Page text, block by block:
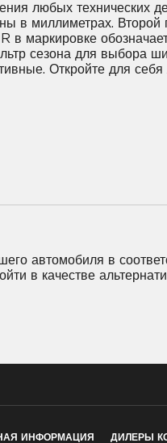
любых технических
в миллиметрах. Второй
маркировке
сезона для выбора
Откройте для
автомобиля в
в качестве
ИНФОРМАЦИЯ
ДИЛЕРЫ